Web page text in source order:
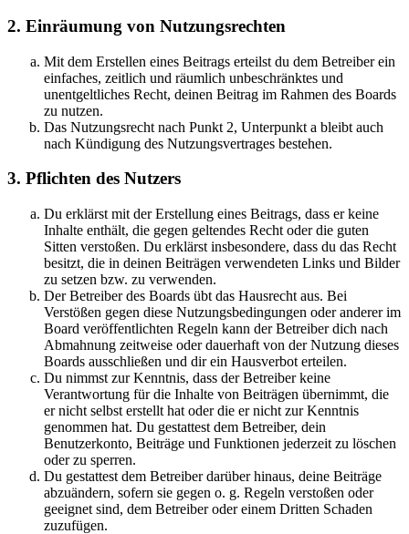
2. Einräumung von Nutzungsrechten
Mit dem Erstellen eines Beitrags erteilst du dem Betreiber ein
einfaches, zeitlich und räumlich unbeschränktes und
unentgeltliches Recht, deinen Beitrag im Rahmen des Boards
zu nutzen.
Das Nutzungsrecht nach Punkt 2, Unterpunkt a bleibt auch
nach Kündigung des Nutzungsvertrages bestehen.
3. Pflichten des Nutzers
Du erklärst mit der Erstellung eines Beitrags, dass er keine
Inhalte enthält, die gegen geltendes Recht oder die guten
Sitten verstoßen. Du erklärst insbesondere, dass du das Recht
besitzt, die in deinen Beiträgen verwendeten Links und Bilder
zu setzen bzw. zu verwenden.
Der Betreiber des Boards übt das Hausrecht aus. Bei
Verstößen gegen diese Nutzungsbedingungen oder anderer im
Board veröffentlichten Regeln kann der Betreiber dich nach
Abmahnung zeitweise oder dauerhaft von der Nutzung dieses
Boards ausschließen und dir ein Hausverbot erteilen.
Du nimmst zur Kenntnis, dass der Betreiber keine
Verantwortung für die Inhalte von Beiträgen übernimmt, die
er nicht selbst erstellt hat oder die er nicht zur Kenntnis
genommen hat. Du gestattest dem Betreiber, dein
Benutzerkonto, Beiträge und Funktionen jederzeit zu löschen
oder zu sperren.
Du gestattest dem Betreiber darüber hinaus, deine Beiträge
abzuändern, sofern sie gegen o. g. Regeln verstoßen oder
geeignet sind, dem Betreiber oder einem Dritten Schaden
zuzufügen.